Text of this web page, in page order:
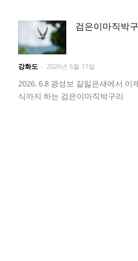
검은이마직박
강화도 - 2026년 6월 11일
2026. 6.8 광성보 길잃은새에서 이
식까지 하는 검은이마직박구리